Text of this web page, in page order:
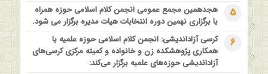
معاصر با موضوع: “وحی و نبوت”5
هجدهمین مجمع عمومی انجمن کلام اسلامی حوزه همراه
با برگزاری نهمین دوره انتخابات هیات مدیره برگزار می شود.
6
کرسی آزاداندیشی: انجمن کلام اسلامی حوزه علمیه با
همکاری پژوهشکده زن و خانواده و کمیته مرکزی کرسی‌های
آزاداندیشی حوزه‌های علمیه برگزار می‌کند: